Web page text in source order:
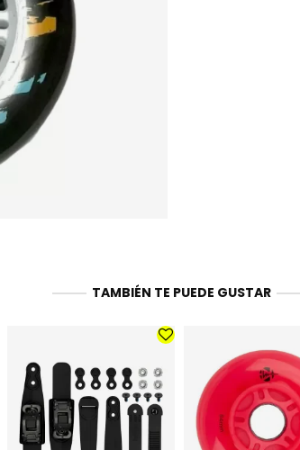
TAMBIÉN TE PUEDE GUSTAR